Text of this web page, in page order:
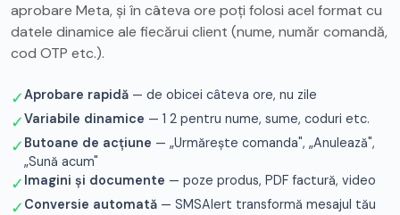
aprobare Meta, și în câteva ore poți folosi acel format cu
datele dinamice ale fiecărui client (nume, număr comandă,
cod OTP etc.).
✓Aprobare rapidă — de obicei câteva ore, nu zile
✓Variabile dinamice — 1 2 pentru nume, sume, coduri etc.
✓ Butoane de acțiune — „Urmărește comanda", „Anulează",
„Sună acum"
✓ Imagini și documente — poze produs, PDF factură, video
✓ Conversie automată — SMSAlert transformă mesajul tău